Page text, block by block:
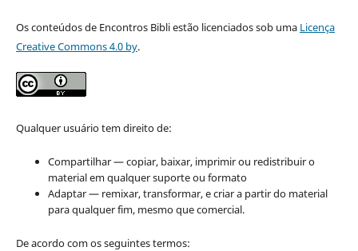
Os conteúdos de Encontros Bibli estão licenciados sob uma Licença
Creative Commons 4.0 by.
Qualquer usuário tem direito de:
Compartilhar — copiar, baixar, imprimir ou redistribuir o
material em qualquer suporte ou formato
Adaptar — remixar, transformar, e criar a partir do material
para qualquer fim, mesmo que comercial.
De acordo com os seguintes termos: